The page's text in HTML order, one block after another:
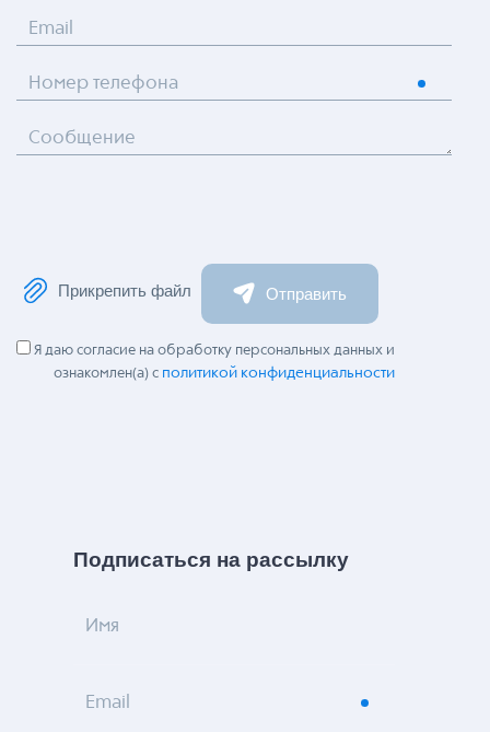
Email
Номер телефона
Сообщение
Прикрепить файл Отправить
Я даю согласие на обработку персональных данных и
ознакомлен(а) с политикой конфиденциальности
Подписаться на рассылку
Имя
Email